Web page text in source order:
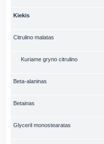
Kiekis
Citrulino malatas
Kuriame gryno citrulino
Beta-alaninas
Betainas
Glyceril monostearatas